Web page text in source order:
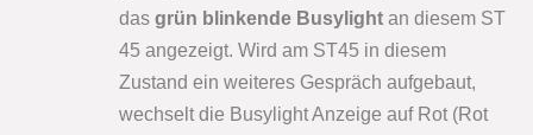
das grün blinkende Busylight an diesem ST
45 angezeigt. Wird am ST45 in diesem
Zustand ein weiteres Gespräch aufgebaut,
wechselt die Busylight Anzeige auf Rot (Rot